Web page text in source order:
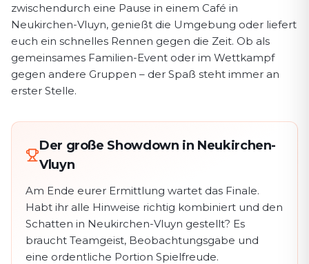
zwischendurch eine Pause in einem Café in
Neukirchen-Vluyn, genießt die Umgebung oder liefert
euch ein schnelles Rennen gegen die Zeit. Ob als
gemeinsames Familien-Event oder im Wettkampf
gegen andere Gruppen – der Spaß steht immer an
erster Stelle.
Der große Showdown in Neukirchen-
Vluyn
Am Ende eurer Ermittlung wartet das Finale.
Habt ihr alle Hinweise richtig kombiniert und den
Schatten in Neukirchen-Vluyn gestellt? Es
braucht Teamgeist, Beobachtungsgabe und
eine ordentliche Portion Spielfreude.